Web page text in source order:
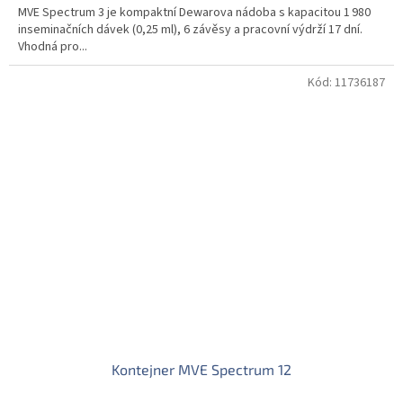
MVE Spectrum 3 je kompaktní Dewarova nádoba s kapacitou 1 980
inseminačních dávek (0,25 ml), 6 závěsy a pracovní výdrží 17 dní.
Vhodná pro...
Kontejner MVE Spectrum 12
Kód: 11736187